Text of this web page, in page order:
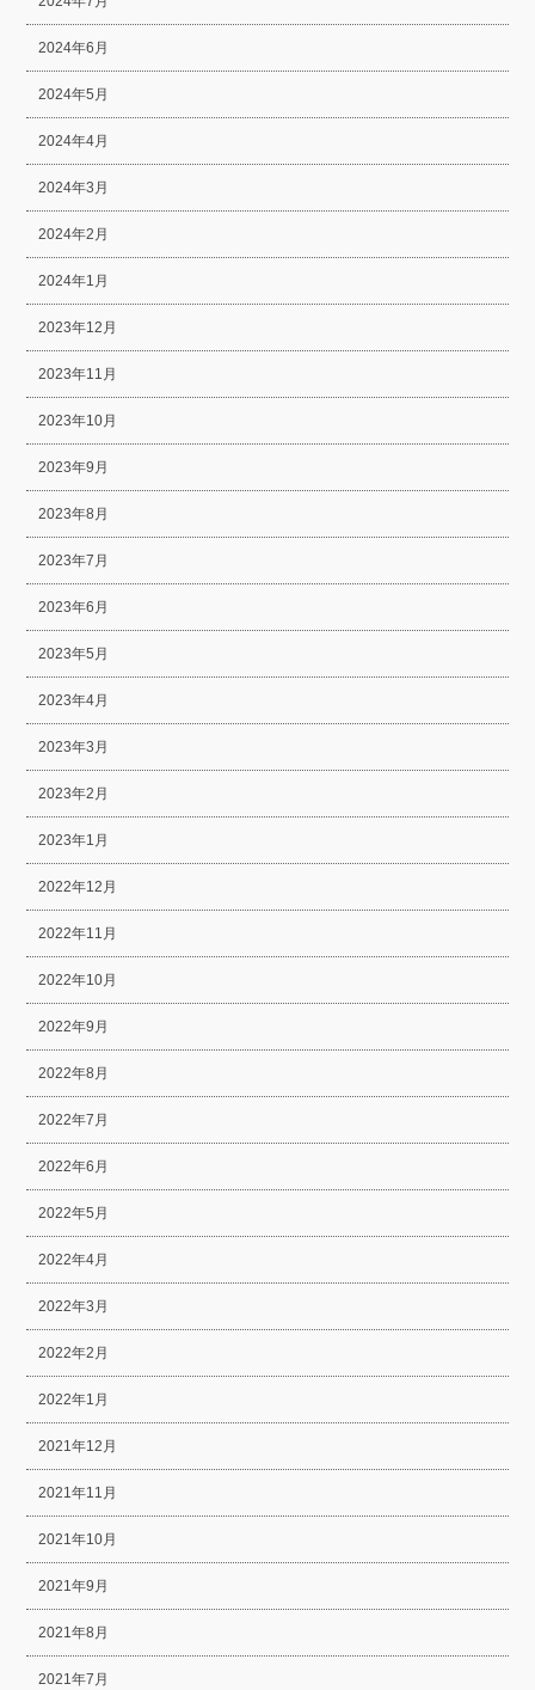
2024年6月
2024年5月
2024年4月
2024年3月
2024年2月
2024年1月
2023年12月
2023年11月
2023年10月
2023年9月
2023年8月
2023年7月
2023年6月
2023年5月
2023年4月
2023年3月
2023年2月
2023年1月
2022年12月
2022年11月
2022年10月
2022年9月
2022年8月
2022年7月
2022年6月
2022年5月
2022年4月
2022年3月
2022年2月
2022年1月
2021年12月
2021年11月
2021年10月
2021年9月
2021年8月
2021年7月